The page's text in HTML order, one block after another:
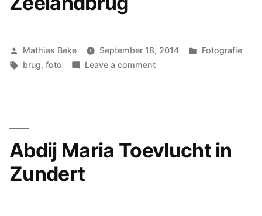
Posted
by
Mathias Beke September 18, 2014
Posted
Fotografie
Tags:
brug,foto Leave a commenton
Abdij Maria Toevlucht in
Zundert